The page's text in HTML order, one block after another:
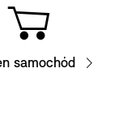
samochód